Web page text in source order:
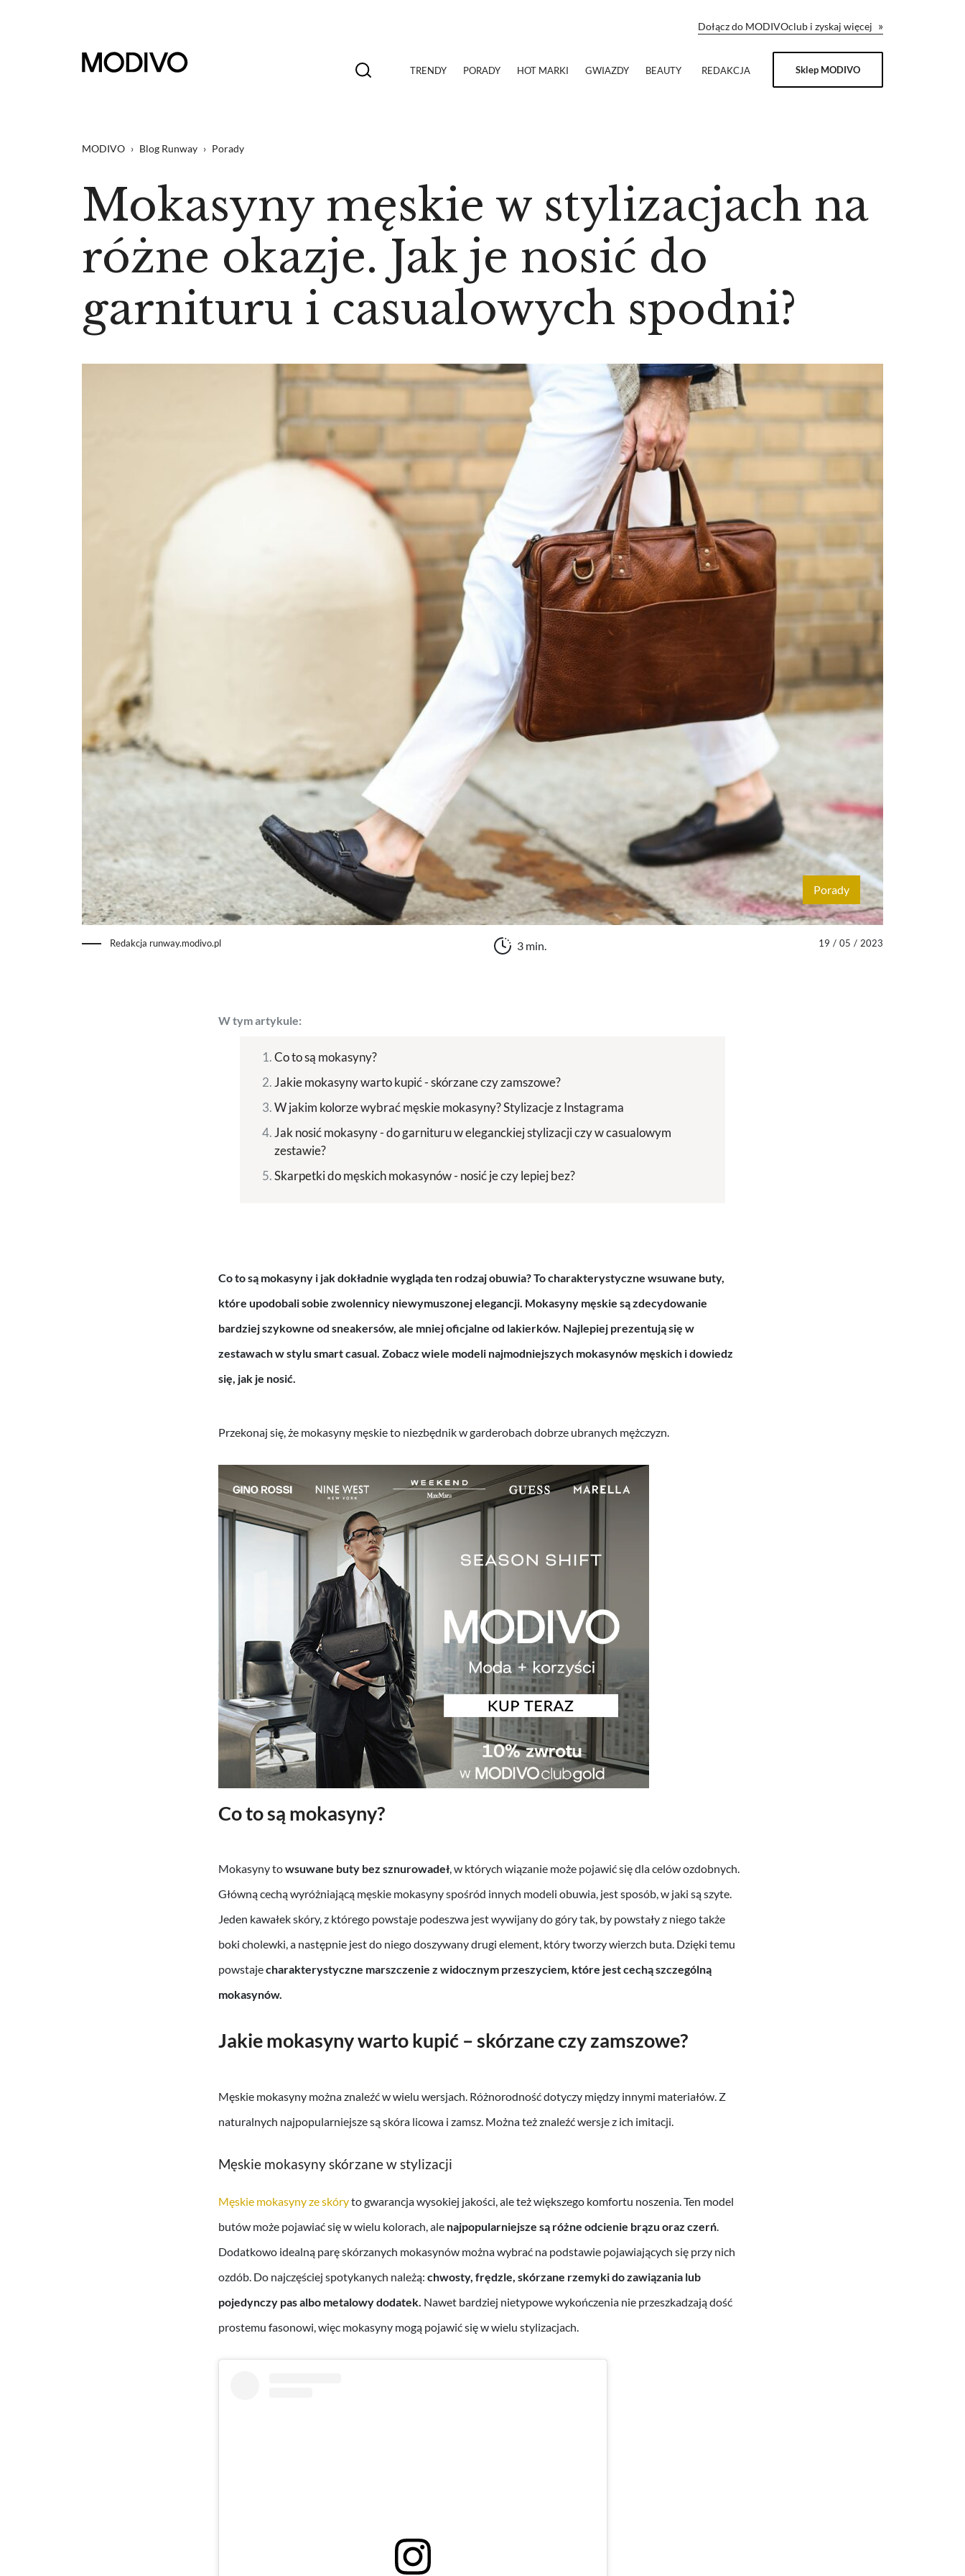
Dołącz do MODIVOclub i zyskaj więcej »
TRENDY PORADY HOT MARKI GWIAZDY BEAUTY REDAKCJA Sklep MODIVO
MODIVO › Blog Runway › Porady
Mokasyny męskie w stylizacjach na
różne okazje. Jak je nosić do
garnituru i casualowych spodni?
Porady
Redakcja runway.modivo.pl 3 min. 19 / 05 / 2023
W tym artykule:
Co to są mokasyny?
Jakie mokasyny warto kupić - skórzane czy zamszowe?
W jakim kolorze wybrać męskie mokasyny? Stylizacje z Instagrama
Jak nosić mokasyny - do garnituru w eleganckiej stylizacji czy w casualowym
zestawie?
Skarpetki do męskich mokasynów - nosić je czy lepiej bez?
Co to są mokasyny i jak dokładnie wygląda ten rodzaj obuwia? To charakterystyczne wsuwane buty,
które upodobali sobie zwolennicy niewymuszonej elegancji. Mokasyny męskie są zdecydowanie
bardziej szykowne od sneakersów, ale mniej oficjalne od lakierków. Najlepiej prezentują się w
zestawach w stylu smart casual. Zobacz wiele modeli najmodniejszych mokasynów męskich i dowiedz
się, jak je nosić.
Przekonaj się, że mokasyny męskie to niezbędnik w garderobach dobrze ubranych mężczyzn.
Co to są mokasyny?
Mokasyny towsuwane buty bez sznurowadeł, w których wiązanie może pojawić się dla celów ozdobnych.
Główną cechą wyróżniającą męskie mokasyny spośród innych modeli obuwia, jest sposób, w jaki są szyte.
Jeden kawałek skóry, z którego powstaje podeszwa jest wywijany do góry tak, by powstały z niego także
boki cholewki, a następnie jest do niego doszywany drugi element, który tworzy wierzch buta. Dzięki temu
powstajecharakterystyczne marszczenie z widocznym przeszyciem, które jest cechą szczególną
mokasynów.
Jakie mokasyny warto kupić – skórzane czy zamszowe?
Męskie mokasyny można znaleźć w wielu wersjach. Różnorodność dotyczy między innymi materiałów. Z
naturalnych najpopularniejsze są skóra licowa i zamsz. Można też znaleźć wersje z ich imitacji.
Męskie mokasyny skórzane w stylizacji
Męskie mokasyny ze skóryto gwarancja wysokiej jakości, ale też większego komfortu noszenia. Ten model
butów może pojawiać się w wielu kolorach, ale najpopularniejsze są różne odcienie brązu oraz czerń.
Dodatkowo idealną parę skórzanych mokasynów można wybrać na podstawie pojawiających się przy nich
ozdób. Do najczęściej spotykanych należą: chwosty, frędzle, skórzane rzemyki do zawiązania lub
pojedynczy pas albo metalowy dodatek. Nawet bardziej nietypowe wykończenia nie przeszkadzają dość
prostemu fasonowi, więc mokasyny mogą pojawić się w wielu stylizacjach.